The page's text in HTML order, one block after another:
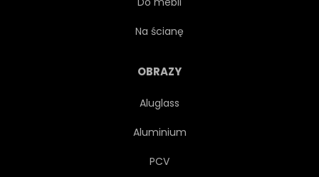
Na ścianę
OBRAZY
Aluglass
Aluminium
PCV